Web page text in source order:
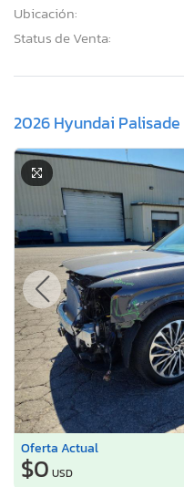
Ubicación:
Status de Venta:
2026 Hyundai
Oferta Actual
$0 USD